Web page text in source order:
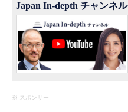
Japan In-depth チャンネル
※ スポンサー